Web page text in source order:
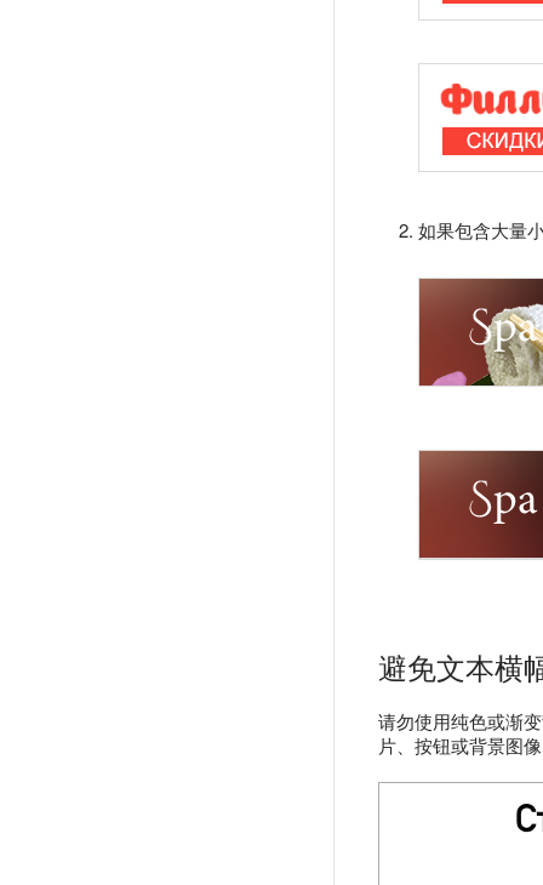
如果包含大量
避免文本横
请勿使用纯色或渐
片、按钮或背景图